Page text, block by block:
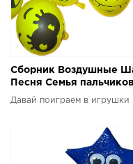
Сборник Воздушные
Песня Семья
детей
Давай поиграем в игрушки